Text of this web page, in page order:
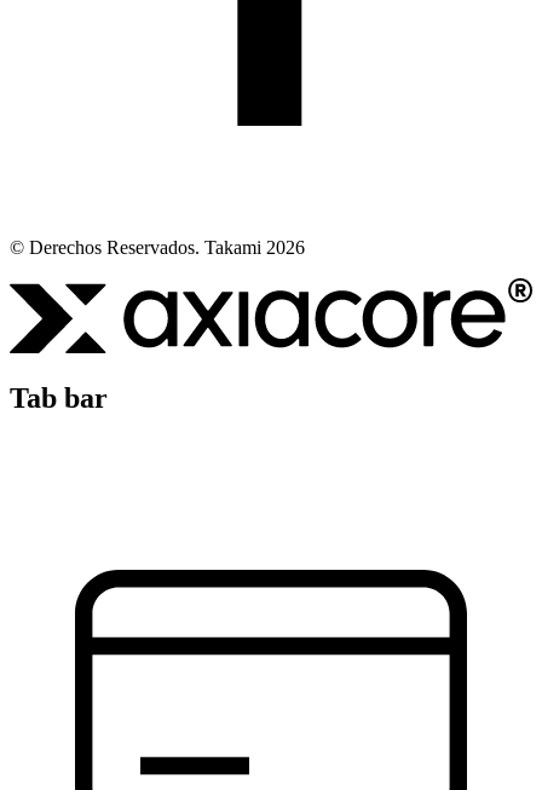
© Derechos Reservados. Takami 2026
Tab bar